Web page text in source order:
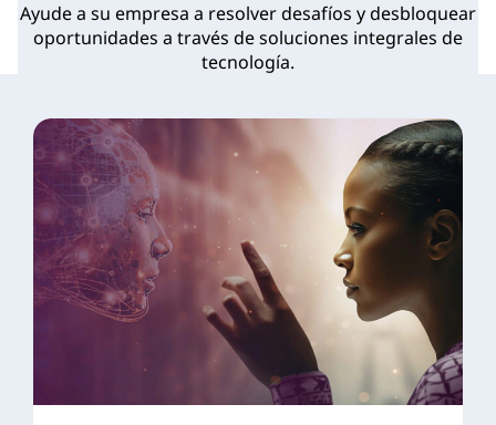
Ayude a su empresa a resolver desafíos y desbloquear
oportunidades a través de soluciones integrales de
tecnología.